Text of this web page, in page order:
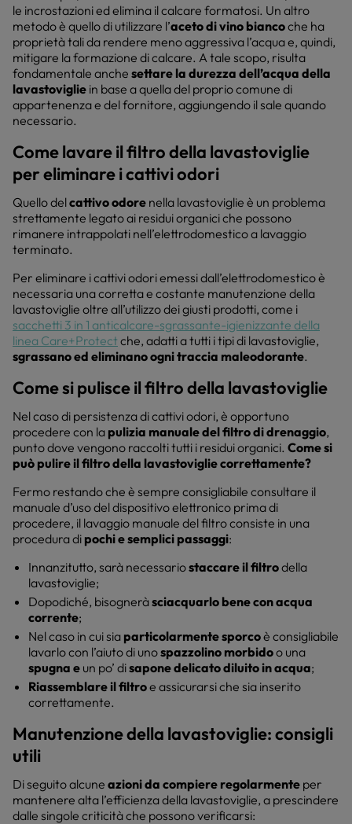
le incrostazioni ed elimina il calcare formatosi. Un altro
metodo è quello di utilizzare l’aceto di vino biancoche ha
proprietà tali da rendere meno aggressiva l’acqua e, quindi,
mitigare la formazione di calcare. A tale scopo, risulta
fondamentale anche settare la durezza dell’acqua della
lavastoviglie in base a quella del proprio comune di
appartenenza e del fornitore, aggiungendo il sale quando
necessario.
Come lavare il filtro della lavastoviglie
per eliminare i cattivi odori
Quello delcattivo odore nella lavastoviglie è un problema
strettamente legato ai residui organici che possono
rimanere intrappolati nell’elettrodomestico a lavaggio
terminato.
Per eliminare i cattivi odori emessi dall’elettrodomestico è
necessaria una corretta e costante manutenzione della
lavastoviglie oltre all’utilizzo dei giusti prodotti, come i
sacchetti 3 in 1 anticalcare-sgrassante-igienizzante della
linea Care+Protect che, adatti a tutti i tipi di lavastoviglie,
sgrassano ed eliminano ogni traccia maleodorante.
Come si pulisce il filtro della lavastoviglie
Nel caso di persistenza di cattivi odori, è opportuno
procedere con la pulizia manuale del filtro di drenaggio,
punto dove vengono raccolti tutti i residui organici. Come si
può pulire il filtro della lavastoviglie correttamente?
Fermo restando che è sempre consigliabile consultare il
manuale d’uso del dispositivo elettronico prima di
procedere, il lavaggio manuale del filtro consiste in una
procedura di pochi e semplici passaggi:
Innanzitutto, sarà necessariostaccare il filtrodella
lavastoviglie;
Dopodiché, bisogneràsciacquarlo bene con acqua
corrente;
Nel caso in cui sia particolarmente sporcoè consigliabile
lavarlo con l’aiuto di unospazzolino morbidoo una
spugna e un po’ disapone delicato diluito in acqua;
Riassemblare il filtroe assicurarsi che sia inserito
correttamente.
Manutenzione della lavastoviglie: consigli
utili
Di seguito alcune azioni da compiere regolarmente per
mantenere alta l’efficienza della lavastoviglie, a prescindere
dalle singole criticità che possono verificarsi: